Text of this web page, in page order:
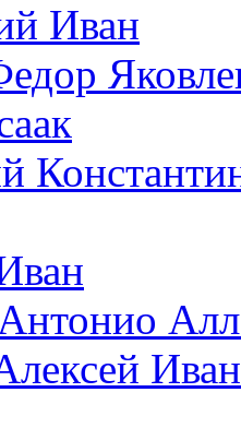
Иван